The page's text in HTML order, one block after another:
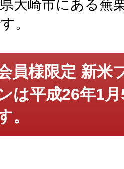
大崎市にある蕪
。
員様限定 新米
は平成26年1
。